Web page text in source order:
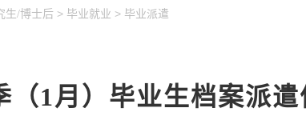
生/博士后 > 毕业就业 > 毕业派遣
（1月）毕业生档案派遣